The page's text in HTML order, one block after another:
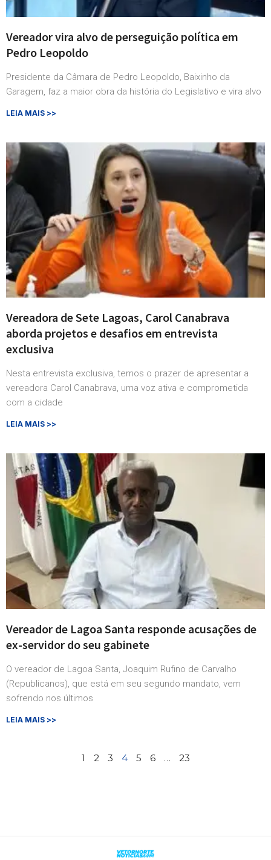
Vereador vira alvo de perseguição política em
Pedro Leopoldo
Presidente da Câmara de Pedro Leopoldo, Baixinho da
Garagem, faz a maior obra da história do Legislativo e vira alvo
LEIA MAIS >>
Vereadora de Sete Lagoas, Carol Canabrava
aborda projetos e desafios em entrevista
exclusiva
Nesta entrevista exclusiva, temos o prazer de apresentar a
vereadora Carol Canabrava, uma voz ativa e comprometida
com a cidade
LEIA MAIS >>
Vereador de Lagoa Santa responde acusações de
ex-servidor do seu gabinete
O vereador de Lagoa Santa, Joaquim Rufino de Carvalho
(Republicanos), que está em seu segundo mandato, vem
sofrendo nos últimos
LEIA MAIS >>
1 2 3 4 5 6 … 23